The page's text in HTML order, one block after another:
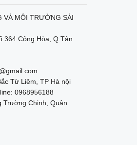
VÀ MÔI TRƯỜNG SÀI
364 Cộng Hòa, Q Tân
Từ Liêm, TP Hà nội
0968956188
Trường Chinh, Quận